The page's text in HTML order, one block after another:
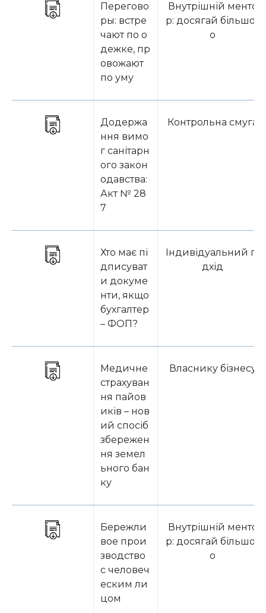
Перегово
ры: встре
чают по о
дежке, пр
овожают
по уму
Внутрішній менто
р: досягай більшог
о
Додержа
ння вимо
г санітарн
ого закон
одавства:
Акт № 28
7
Контрольна смуга
Хто має пі
дписуват
и докуме
нти, якщо
бухгалтер
– ФОП?
Індивідуальний пі
дхід
Медичне
страхуван
ня пайов
иків – нов
ий спосіб
збережен
ня земел
ьного бан
ку
Власнику бізнесу
Бережли
вое прои
зводство
с человеч
еским ли
цом
Внутрішній менто
р: досягай більшог
о